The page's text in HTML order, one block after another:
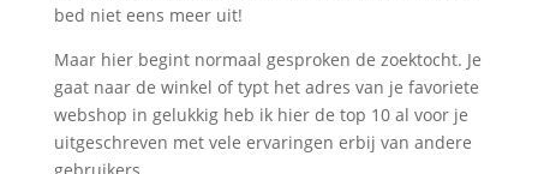
bed niet eens meer uit!
Maar hier begint normaal gesproken de zoektocht. Je
gaat naar de winkel of typt het adres van je favoriete
webshop in gelukkig heb ik hier de top 10 al voor je
uitgeschreven met vele ervaringen erbij van andere